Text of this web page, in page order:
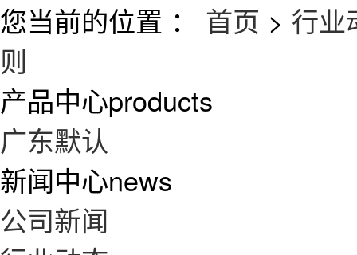
您当前的位置 ： 首页 > 行业
则
产品中心products
广东默认
新闻中心news
公司新闻